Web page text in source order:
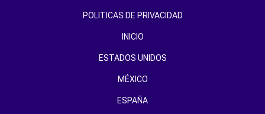
POLITICAS DE PRIVACIDAD
INICIO
ESTADOS UNIDOS
MÉXICO
ESPAÑA